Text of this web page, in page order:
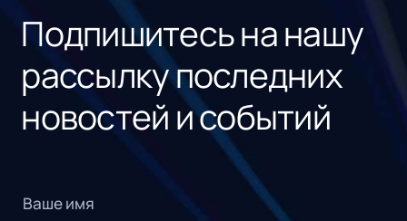
Подпишитесь на нашу
рассылку последних
новостей и событий